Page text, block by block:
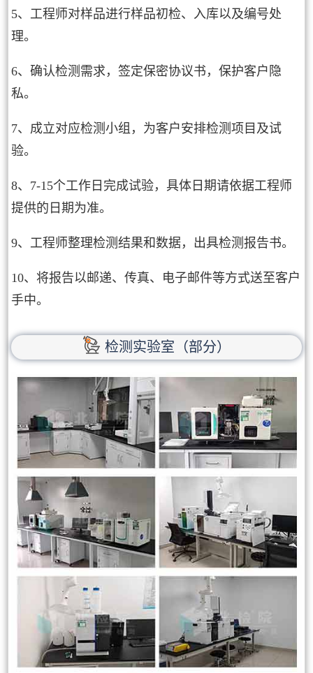
5、工程师对样品进行样品初检、入库以及编号处
理。
6、确认检测需求，签定保密协议书，保护客户隐
私。
7、成立对应检测小组，为客户安排检测项目及试
验。
8、7-15个工作日完成试验，具体日期请依据工程师
提供的日期为准。
9、工程师整理检测结果和数据，出具检测报告书。
10、将报告以邮递、传真、电子邮件等方式送至客户
手中。
检测实验室（部分）